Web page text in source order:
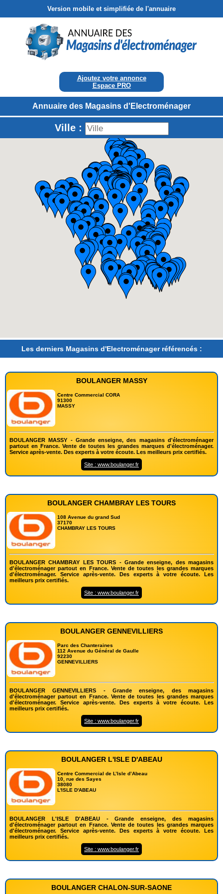
Version mobile et simplifiée de l'annuaire
Ajoutez votre annonce
Espace PRO
Annuaire des Magasins d'Electroménager
Ville :
Les derniers Magasins d'Electroménager référencés :
BOULANGER MASSY
Centre Commercial CORA
91300
MASSY
BOULANGER MASSY - Grande enseigne, des magasins d'électroménager
partout en France. Vente de toutes les grandes marques d'électroménager.
Service après-vente. Des experts à votre écoute. Les meilleurs prix certifiés.
Site : www.boulanger.fr
BOULANGER CHAMBRAY LES TOURS
108 Avenue du grand Sud
37170
CHAMBRAY LES TOURS
BOULANGER CHAMBRAY LES TOURS - Grande enseigne, des magasins
d'électroménager partout en France. Vente de toutes les grandes marques
d'électroménager. Service après-vente. Des experts à votre écoute. Les
meilleurs prix certifiés.
Site : www.boulanger.fr
BOULANGER GENNEVILLIERS
Parc des Chanteraines
112 Avenue du Général de Gaulle
92230
GENNEVILLIERS
BOULANGER GENNEVILLIERS - Grande enseigne, des magasins
d'électroménager partout en France. Vente de toutes les grandes marques
d'électroménager. Service après-vente. Des experts à votre écoute. Les
meilleurs prix certifiés.
Site : www.boulanger.fr
BOULANGER L'ISLE D'ABEAU
Centre Commercial de L’Isle d’Abeau
10, rue des Sayes
38080
L'ISLE D'ABEAU
BOULANGER L'ISLE D'ABEAU - Grande enseigne, des magasins
d'électroménager partout en France. Vente de toutes les grandes marques
d'électroménager. Service après-vente. Des experts à votre écoute. Les
meilleurs prix certifiés.
Site : www.boulanger.fr
BOULANGER CHALON-SUR-SAONE